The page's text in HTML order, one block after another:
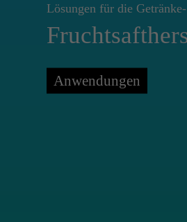
Lösungen für die
Anwendungen